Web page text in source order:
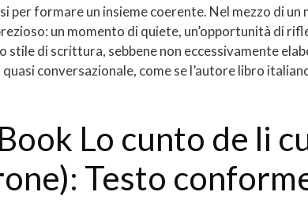
per formare un insieme coerente. Nel mezzo di un
un momento di quiete, un’opportunità di
stile di scrittura, sebbene non eccessivamente
quasi conversazionale, come se l’autore libro
Lo cunto de li
Testo